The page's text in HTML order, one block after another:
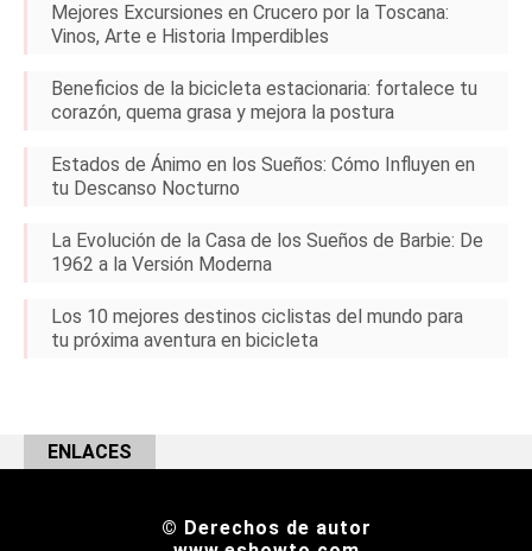
Mejores Excursiones en Crucero por la Toscana:
Vinos, Arte e Historia Imperdibles
Beneficios de la bicicleta estacionaria: fortalece tu
corazón, quema grasa y mejora la postura
Estados de Ánimo en los Sueños: Cómo Influyen en
tu Descanso Nocturno
La Evolución de la Casa de los Sueños de Barbie: De
1962 a la Versión Moderna
Los 10 mejores destinos ciclistas del mundo para
tu próxima aventura en bicicleta
ENLACES
© Derechos de autor